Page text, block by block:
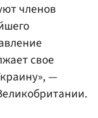
членов
свое
—